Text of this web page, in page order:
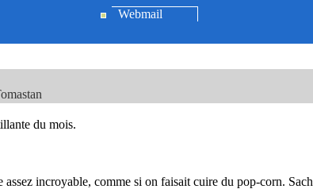
Webmail
du mois.
assez incroyable, comme si on faisait cuire du pop-corn.